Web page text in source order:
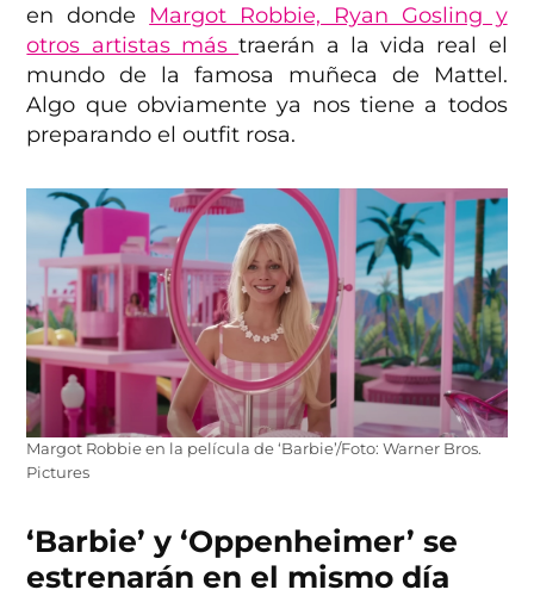
en donde Margot Robbie, Ryan Gosling y
otros artistas mástraerán a la vida real el
mundo de la famosa muñeca de Mattel.
Algo que obviamente ya nos tiene a todos
preparando el outfit rosa.
Margot Robbie en la película de ‘Barbie’/Foto: Warner Bros.
Pictures
‘Barbie’ y ‘Oppenheimer’ se
estrenarán en el mismo día